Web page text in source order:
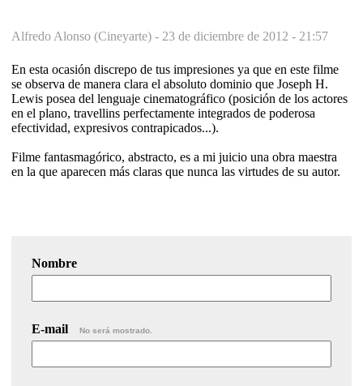
Alfredo Alonso (Cineyarte) - 23 de diciembre de 2012 - 21:57
En esta ocasión discrepo de tus impresiones ya que en este filme
se observa de manera clara el absoluto dominio que Joseph H.
Lewis posea del lenguaje cinematográfico (posición de los actores
en el plano, travellins perfectamente integrados de poderosa
efectividad, expresivos contrapicados...).
Filme fantasmagórico, abstracto, es a mi juicio una obra maestra
en la que aparecen más claras que nunca las virtudes de su autor.
Nombre
E-mail No será mostrado.